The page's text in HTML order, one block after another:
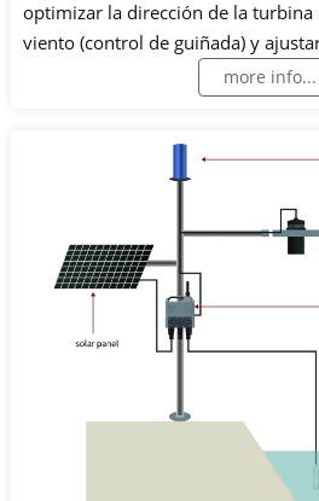
optimizar la dirección de la turbina
viento (control de guiñada) y
(control de paso), este sistema de
de un sistema de cilindros con
more info...